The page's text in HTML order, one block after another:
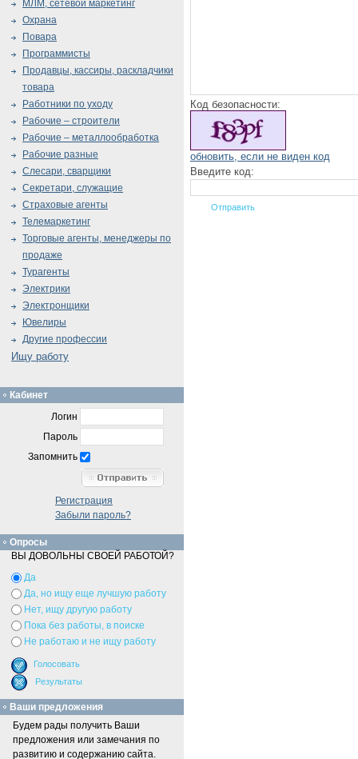
Код безопасности:
обновить, если не виден код
Введите код:
МЛМ, сетевой маркетинг
Охрана
Повара
Программисты
Продавцы, кассиры, раскладчики
товара
Работники по уходу
Рабочие – строители
Рабочие – металлообработка
Рабочие разные
Слесари, сварщики
Секретари, служащие
Страховые агенты
Телемаркетинг
Торговые агенты, менеджеры по
продаже
Турагенты
Электрики
Электронщики
Ювелиры
Другие профессии
Ищу работу
Кабинет
Логин
Пароль
Запомнить
Регистрация
Забыли пароль?
Опросы
ВЫ ДОВОЛЬНЫ СВОЕЙ РАБОТОЙ?
Да
Да, но ищу еще лучшую работу
Нет, ищу другую работу
Пока без работы, в поиске
Не работаю и не ищу работу
Ваши предложения
Будем рады получить Ваши
предложения или замечания по
развитию и содержанию сайта.